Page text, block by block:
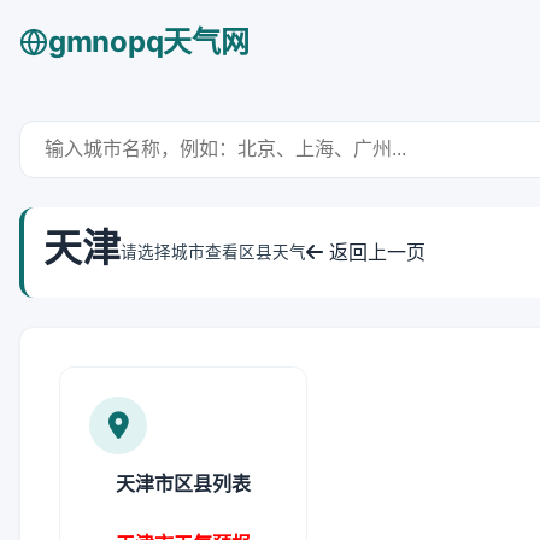
gmnopq天气网
天津请选择城市查看区县天气 返回上一页
天津市区县列表